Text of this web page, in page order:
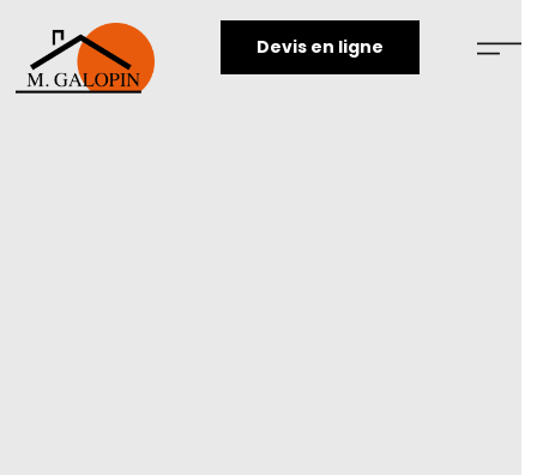
Devis en ligne